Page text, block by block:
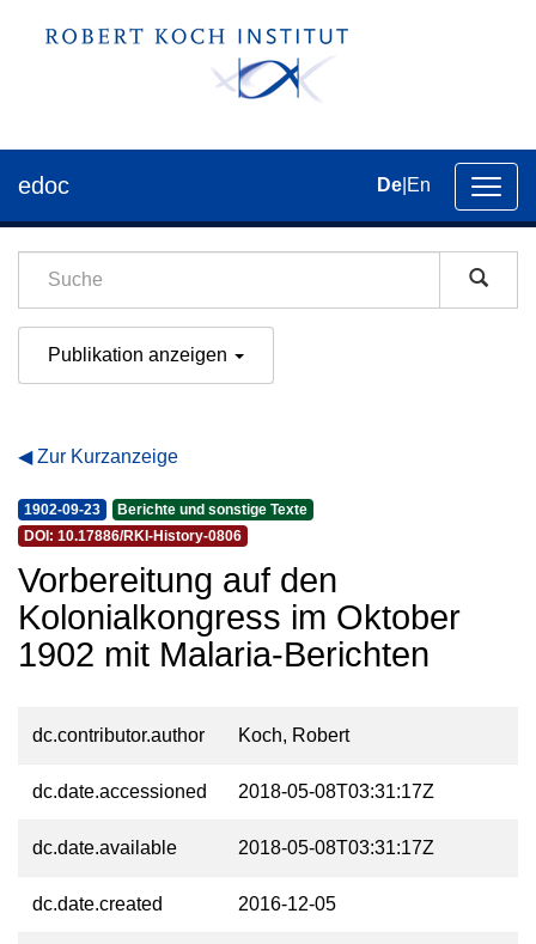
der
edoc De En
Publikation anzeigen
Zur Kurzanzeige
1902-09-23
Berichte und sonstige Texte
DOI: 10.17886/RKI-History-0806
Vorbereitung auf den
Kolonialkongress im Oktober
1902 mit Malaria-Berichten
dc.contributor.author Koch, Robert
dc.date.accessioned 2018-05-08T03:31:17Z
dc.date.available 2018-05-08T03:31:17Z
dc.date.created 2016-12-05